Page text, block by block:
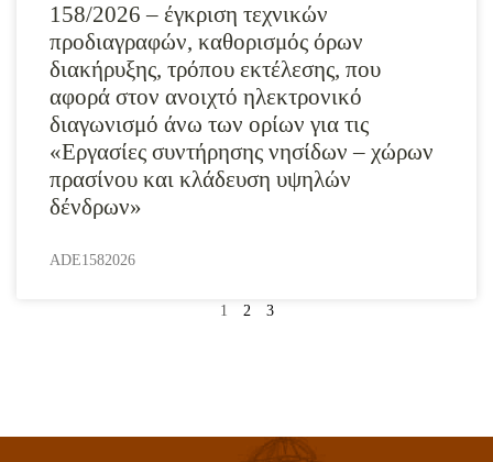
158/2026 – έγκριση τεχνικών
προδιαγραφών, καθορισμός όρων
διακήρυξης, τρόπου εκτέλεσης, που
αφορά στον ανοιχτό ηλεκτρονικό
διαγωνισμό άνω των ορίων για τις
«Εργασίες συντήρησης νησίδων – χώρων
πρασίνου και κλάδευση υψηλών
δένδρων»
ADE1582026
1 2 3